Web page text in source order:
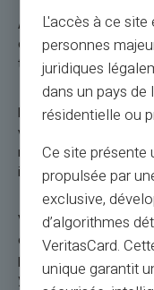
As with the purchase
cannot be cancelled.
to resell your bitcoins.
But there is a BUT:
very sharply, very
measures. So saying
in a few minutes is
Veritas will gradually
customers. This
payment methods
your assets, you will
L'accès à ce
personnes
juridiques
dans un pays de
résidentielle ou
Ce site
propulsée par
exclusive,
d’algorithmes
VeritasCard.
unique garantit